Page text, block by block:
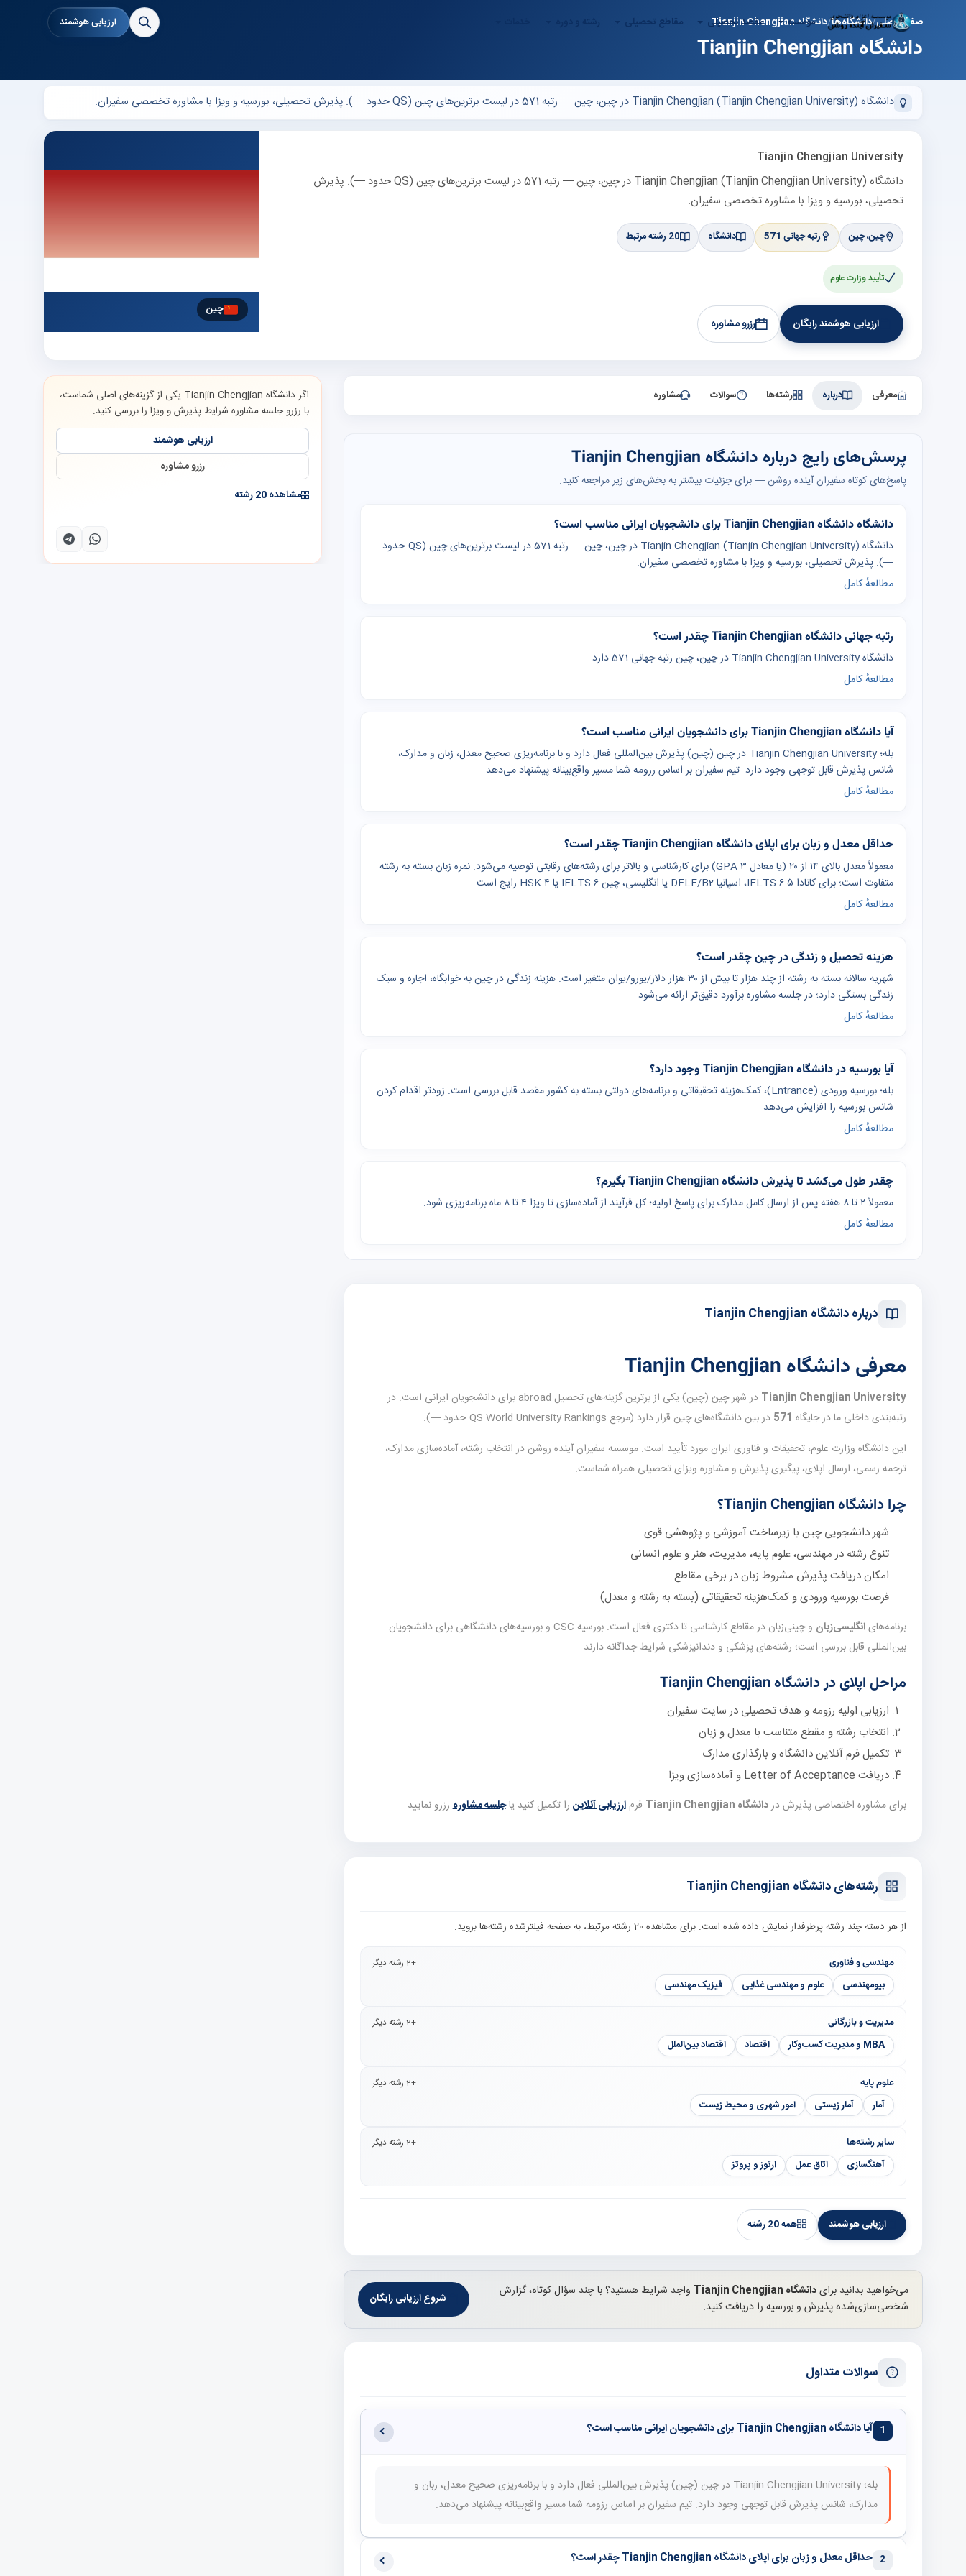
ارزیابی هوشمند موسسه مقصد تحصیلی مقاطع تحصیلی صفحه اصلی دانشگاه‌ها دانشگاه Tianjin Chengjian
دانشگاه Tianjin Chengjian
دانشگاه Tianjin Chengjian (Tianjin Chengjian University) در چین، چین — رتبه 571 در لیست برترین‌های چین (QS حدود —). پذیرش تحصیلی، بورسیه و ویزا با مشاوره تخصصی سفیران.
Tianjin Chengjian University
دانشگاه Tianjin Chengjian (Tianjin Chengjian University) در چین، چین — رتبه 571 در لیست برترین‌های چین (QS حدود —). پذیرش
تحصیلی، بورسیه و ویزا با مشاوره تخصصی سفیران.
چین، چین رتبه جهانی 571 دانشگاه 20 رشته مرتبط
تأیید وزارت علوم
ارزیابی هوشمند رایگان رزرو مشاوره
چین
معرفی درباره رشته‌ها سوالات مشاوره
پرسش‌های رایج درباره دانشگاه Tianjin Chengjian
پاسخ‌های کوتاه سفیران آینده روشن — برای جزئیات بیشتر به بخش‌های زیر مراجعه کنید.
دانشگاه دانشگاه Tianjin Chengjian برای دانشجویان ایرانی مناسب است؟
دانشگاه Tianjin Chengjian (Tianjin Chengjian University) در چین، چین — رتبه 571 در لیست برترین‌های چین (QS حدود
—). پذیرش تحصیلی، بورسیه و ویزا با مشاوره تخصصی سفیران.
مطالعهٔ کامل
رتبه جهانی دانشگاه Tianjin Chengjian چقدر است؟
دانشگاه Tianjin Chengjian University در چین، چین رتبه جهانی 571 دارد.
مطالعهٔ کامل
آیا دانشگاه Tianjin Chengjian برای دانشجویان ایرانی مناسب است؟
بله؛ Tianjin Chengjian University در چین (چین) پذیرش بین‌المللی فعال دارد و با برنامه‌ریزی صحیح معدل، زبان و مدارک،
شانس پذیرش قابل توجهی وجود دارد. تیم سفیران بر اساس رزومه شما مسیر واقع‌بینانه پیشنهاد می‌دهد.
مطالعهٔ کامل
حداقل معدل و زبان برای اپلای دانشگاه Tianjin Chengjian چقدر است؟
معمولاً معدل بالای ۱۴ از ۲۰ (یا معادل GPA ۳) برای کارشناسی و بالاتر برای رشته‌های رقابتی توصیه می‌شود. نمره زبان بسته به رشته
متفاوت است؛ برای کانادا IELTS ۶.۵، اسپانیا DELE/B2 یا انگلیسی، چین IELTS ۶ یا HSK ۴ رایج است.
مطالعهٔ کامل
هزینه تحصیل و زندگی در چین چقدر است؟
شهریه سالانه بسته به رشته از چند هزار تا بیش از ۳۰ هزار دلار/یورو/یوان متغیر است. هزینه زندگی در چین به خوابگاه، اجاره و سبک
زندگی بستگی دارد؛ در جلسه مشاوره برآورد دقیق‌تر ارائه می‌شود.
مطالعهٔ کامل
آیا بورسیه در دانشگاه Tianjin Chengjian وجود دارد؟
بله؛ بورسیه ورودی (Entrance)، کمک‌هزینه تحقیقاتی و برنامه‌های دولتی بسته به کشور مقصد قابل بررسی است. زودتر اقدام کردن
شانس بورسیه را افزایش می‌دهد.
مطالعهٔ کامل
چقدر طول می‌کشد تا پذیرش دانشگاه Tianjin Chengjian بگیرم؟
معمولاً ۲ تا ۸ هفته پس از ارسال کامل مدارک برای پاسخ اولیه؛ کل فرآیند از آماده‌سازی تا ویزا ۴ تا ۸ ماه برنامه‌ریزی شود.
مطالعهٔ کامل
درباره دانشگاه Tianjin Chengjian
معرفی دانشگاه Tianjin Chengjian
Tianjin Chengjian University در شهرچین
(چین) یکی از برترین گزینه‌های تحصیل abroad برای دانشجویان ایرانی است. در
رتبه‌بندی داخلی ما در جایگاه 571 در بین دانشگاه‌های چین قرار دارد (مرجع QS World University Rankings حدود —).
این دانشگاه وزارت علوم، تحقیقات و فناوری ایران مورد تأیید است. موسسه سفیران آینده روشن در انتخاب رشته، آماده‌سازی مدارک،
ترجمه رسمی، ارسال اپلای، پیگیری پذیرش و مشاوره ویزای تحصیلی همراه شماست.
چرا دانشگاه Tianjin Chengjian؟
شهر دانشجویی چین با زیرساخت آموزشی و پژوهشی قوی
تنوع رشته در مهندسی، علوم پایه، مدیریت، هنر و علوم انسانی
امکان دریافت پذیرش مشروط زبان در برخی مقاطع
فرصت بورسیه ورودی و کمک‌هزینه تحقیقاتی (بسته به رشته و معدل)
برنامه‌هایانگلیسی‌زبان
و چینی‌زبان در مقاطع کارشناسی تا دکتری فعال است. بورسیه CSC و بورسیه‌های دانشگاهی برای دانشجویان
بین‌المللی قابل بررسی است؛ رشته‌های پزشکی و دندانپزشکی شرایط جداگانه دارند.
مراحل اپلای در دانشگاه Tianjin Chengjian
ارزیابی اولیه رزومه و هدف تحصیلی در سایت سفیران
انتخاب رشته و مقطع متناسب با معدل و زبان
تکمیل فرم آنلاین دانشگاه و بارگذاری مدارک
دریافت Letter of Acceptance و آماده‌سازی ویزا
برای مشاوره اختصاصی پذیرش دردانشگاه Tianjin Chengjian فرمارزیابی آنلاین را تکمیل کنید یاجلسه مشاورهرزرو نمایید.
رشته‌های دانشگاه Tianjin Chengjian
از هر دسته چند رشته پرطرفدار نمایش داده شده است. برای مشاهده 20 رشته مرتبط، به صفحه فیلترشده رشته‌ها بروید.
مهندسی و فناوری +2 رشته دیگر
بیومهندسی علوم و مهندسی غذایی فیزیک مهندسی
مدیریت و بازرگانی +2 رشته دیگر
MBA و مدیریت کسب‌وکار اقتصاد اقتصاد بین‌الملل
علوم پایه +2 رشته دیگر
آمار آمار زیستی امور شهری و محیط زیست
سایر رشته‌ها +2 رشته دیگر
آهنگسازی اتاق عمل ارتوز و پروتز
ارزیابی هوشمند همه 20 رشته
می‌خواهید بدانید برایدانشگاه Tianjin Chengjian
واجد شرایط هستید؟ با چند سؤال کوتاه، گزارش
شخصی‌سازی‌شده پذیرش و بورسیه را دریافت کنید.
شروع ارزیابی رایگان
سوالات متداول
1 آیا دانشگاه Tianjin Chengjian برای دانشجویان ایرانی مناسب است؟
بله؛ Tianjin Chengjian University در چین (چین) پذیرش بین‌المللی فعال دارد و با برنامه‌ریزی صحیح معدل، زبان و
مدارک، شانس پذیرش قابل توجهی وجود دارد. تیم سفیران بر اساس رزومه شما مسیر واقع‌بینانه پیشنهاد می‌دهد.
2 حداقل معدل و زبان برای اپلای دانشگاه Tianjin Chengjian چقدر است؟
اگر دانشگاه Tianjin Chengjian یکی از گزینه‌های اصلی شماست،
با رزرو جلسه مشاوره شرایط پذیرش و ویزا را بررسی کنید.
ارزیابی هوشمند
رزرو مشاوره
مشاهده 20 رشته